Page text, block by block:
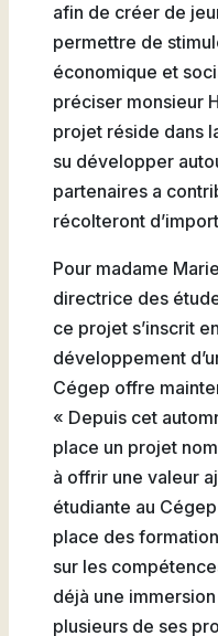
afin de créer de
permettre de
économique et
préciser monsieur
projet réside dans
su développer
partenaires a
récolteront
Pour madame
directrice des
ce projet s’inscrit
développement
Cégep offre
« Depuis cet
place un projet
à offrir une valeur
étudiante au
place des
sur les
déjà une
plusieurs de ses